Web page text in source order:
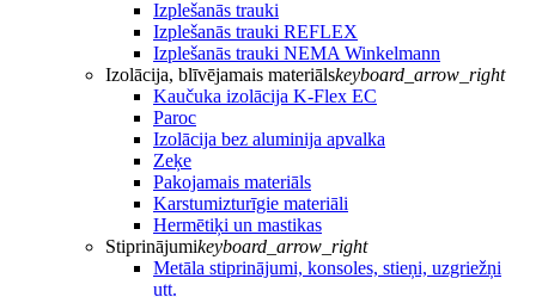
Izplešanās trauki
Izplešanās trauki REFLEX
Izplešanās trauki NEMA Winkelmann
Izolācija, blīvējamais materiālskeyboard_arrow_right
Kaučuka izolācija K-Flex EC
Paroc
Izolācija bez aluminija apvalka
Zeķe
Pakojamais materiāls
Karstumizturīgie materiāli
Hermētiķi un mastikas
Stiprinājumikeyboard_arrow_right
Metāla stiprinājumi, konsoles, stieņi, uzgriežņi
utt.